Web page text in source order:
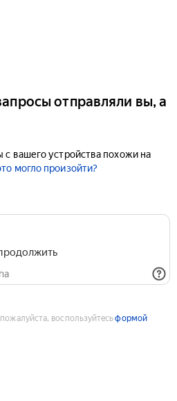
отправляли вы, а
вашего устройства похожи на
могло произойти?
воспользуйтесьформой